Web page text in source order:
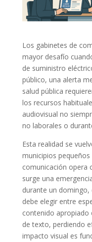
Los gabinetes de
mayor desafío
de suministro
público, una alerta
salud pública
los recursos
audiovisual no
no laborales o
Esta realidad se
municipios
comunicación opera
surge una
durante un domingo,
debe elegir entre
contenido apropiado
de texto, perdiendo
impacto visual es